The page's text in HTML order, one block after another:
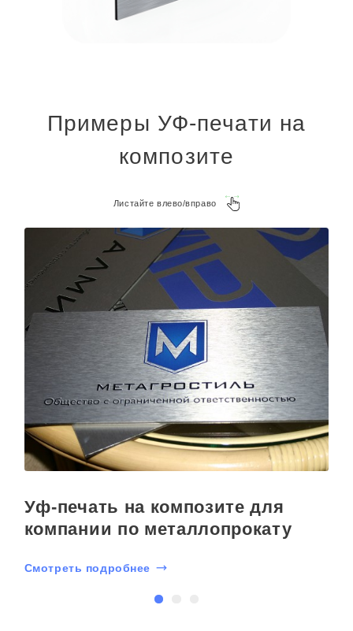
Примеры УФ-печати на
композите
Листайте влево/вправо
Уф-печать на композите для
компании по металлопрокату
Смотреть подробнее